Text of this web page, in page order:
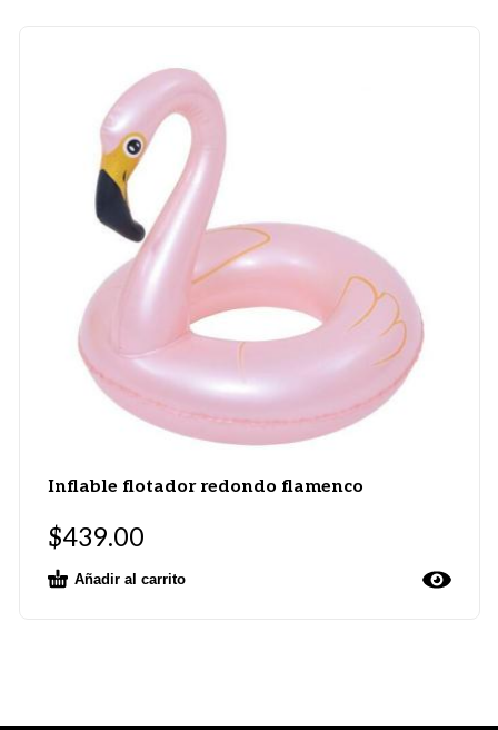
Inflable flotador redondo flamenco
$439.00
Añadir al carrito